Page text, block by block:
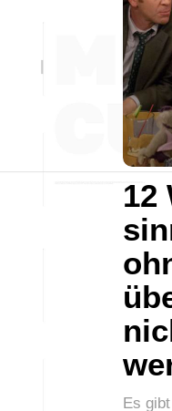
12
Es